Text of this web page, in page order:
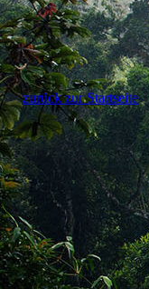
zurück zur Startseite